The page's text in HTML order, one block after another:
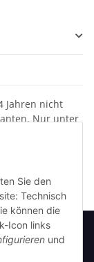
Jahren nicht
Nur unter
Sie den
Technisch
können die
Icon links
und